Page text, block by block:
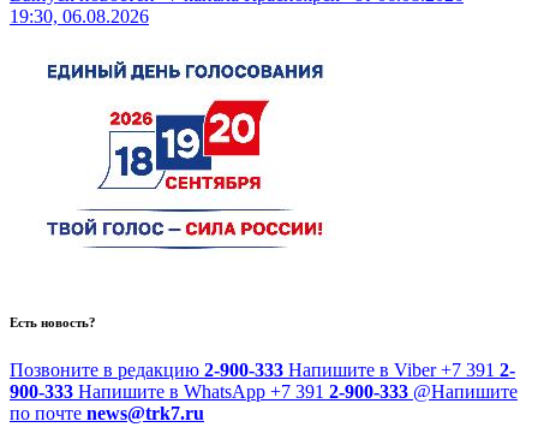
19:30, 06.08.2026
Есть новость?
Позвоните в редакцию 2-900-333 Напишите в Viber +7 391 2-
900-333 Напишите в WhatsApp +7 391 2-900-333 @Напишите
по почте news@trk7.ru